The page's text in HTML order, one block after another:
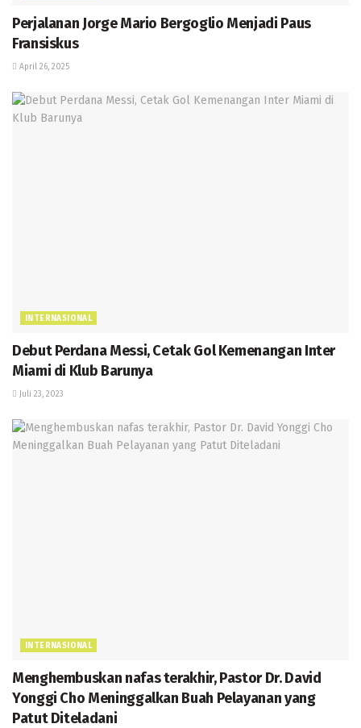
Perjalanan Jorge Mario Bergoglio Menjadi Paus
Fransiskus
April 26, 2025
INTERNASIONAL
Debut Perdana Messi, Cetak Gol Kemenangan Inter
Miami di Klub Barunya
Juli 23, 2023
INTERNASIONAL
Menghembuskan nafas terakhir, Pastor Dr. David
Yonggi Cho Meninggalkan Buah Pelayanan yang
Patut Diteladani